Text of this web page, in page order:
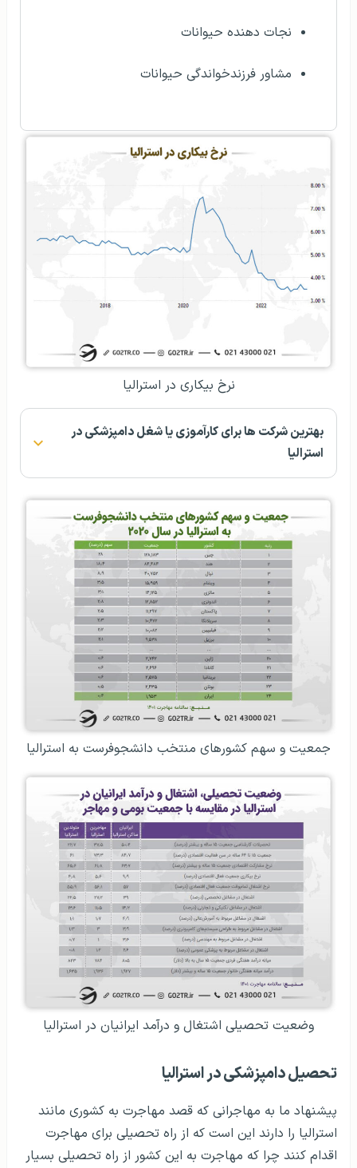
نجات دهنده حیوانات
مشاور فرزند‌خواندگی حیوانات
نرخ بیکاری در استرالیا
بهترین شرکت ها برای کارآموزی یا شغل دامپزشکی در
استرالیا
جمعیت و سهم کشورهای منتخب دانشجوفرست به استرالیا
وضعیت تحصیلی اشتغال و درآمد ایرانیان در استرالیا
تحصیل دامپزشکی در استرالیا
پیشنهاد ما به مهاجرانی که قصد مهاجرت به کشوری مانند
استرالیا را دارند این است که از راه تحصیلی برای مهاجرت
اقدام کنند چرا که مهاجرت به این کشور از راه تحصیلی بسیار